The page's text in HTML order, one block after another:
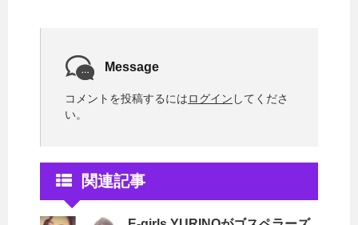
Message
コメントを投稿するにはログイン してくださ
い。
関連記事